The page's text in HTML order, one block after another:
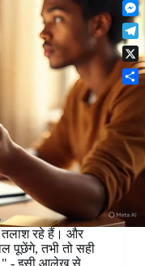
तलाश रहे हैं। और
पूछेंगे, तभी तो सही
- इसी आलेख से
o
k
r
e
s
t
t
s
A
p
p
n
k
e
d
I
n
l
i
p
b
o
a
d
M
e
s
s
e
n
g
e
T
e
l
e
g
a
m
X
S
h
a
r
e